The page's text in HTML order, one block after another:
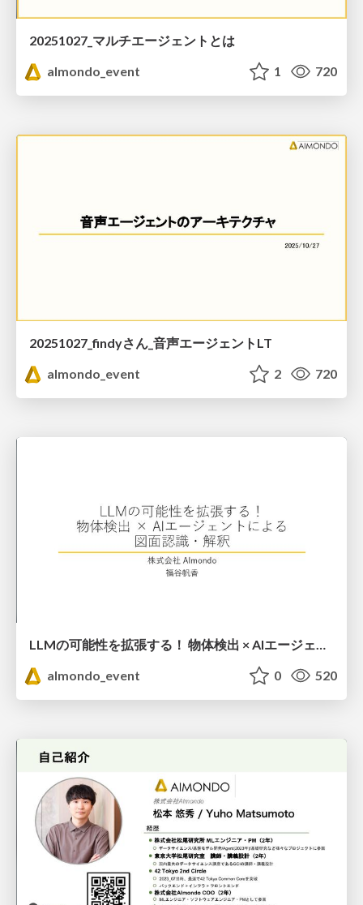
20251027_マルチエージェントとは
almondo_event
1 720
20251027_findyさん_音声エージェントLT
almondo_event
2 720
LLMの可能性を拡張する！ 物体検出 × AIエージェントによる 図面認識・解釈
almondo_event
0 520